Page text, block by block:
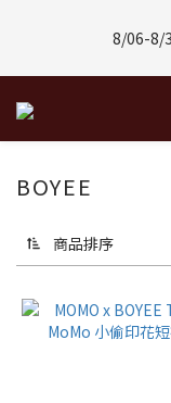
8/06-8/
8/08-8/
8/01-8/31 | 任選2件
BOYEE
商品排序